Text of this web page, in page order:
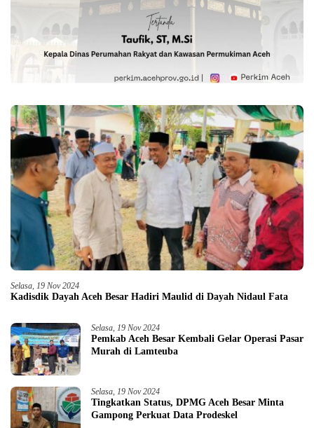
Selasa, 19 Nov 2024
Kadisdik Dayah Aceh Besar Hadiri Maulid di Dayah Nidaul Fata
Selasa, 19 Nov 2024
Pemkab Aceh Besar Kembali Gelar Operasi Pasar
Murah di Lamteuba
Selasa, 19 Nov 2024
Tingkatkan Status, DPMG Aceh Besar Minta
Gampong Perkuat Data Prodeskel